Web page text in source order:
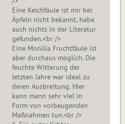
Eine Kelchfäule ist mir bei
Äpfeln nicht bekannt, habe
auch nichts in der Literatur
gefunden.<br />
Eine Monilia Fruchtfäule ist
aber durchaus möglich. Die
feuchte Witterung der
letzten Jahre war ideal zu
deren Ausbreitung. Hier
kann mann sehr viel in
Form von vorbeugenden
Maßnahmen tun.<br />